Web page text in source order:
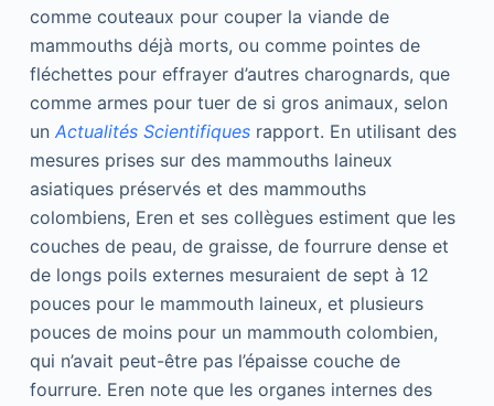
comme couteaux pour couper la viande de
mammouths déjà morts, ou comme pointes de
fléchettes pour effrayer d’autres charognards, que
comme armes pour tuer de si gros animaux, selon
un Actualités Scientifiquesrapport. En utilisant des
mesures prises sur des mammouths laineux
asiatiques préservés et des mammouths
colombiens, Eren et ses collègues estiment que les
couches de peau, de graisse, de fourrure dense et
de longs poils externes mesuraient de sept à 12
pouces pour le mammouth laineux, et plusieurs
pouces de moins pour un mammouth colombien,
qui n’avait peut-être pas l’épaisse couche de
fourrure. Eren note que les organes internes des